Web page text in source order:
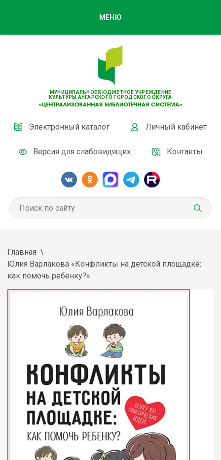
МУНИЦИПАЛЬНОЕ БЮДЖЕТНОЕ УЧРЕЖДЕНИЕ
КУЛЬТУРЫ АНГАРСКОГО ГОРОДСКОГО ОКРУГА
Электронный каталог Личный кабинет
Версия для слабовидящих Контакты
МЕНЮ
Главная
Юлия Варлакова «Конфликты на детской площадке:
как помочь ребенку?»